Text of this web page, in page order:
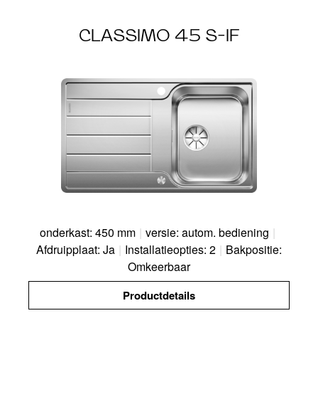
CLASSIMO 45 S-IF
onderkast: 450 mm | versie: autom. bediening |
Afdruipplaat: Ja | Installatieopties: 2 | Bakpositie:
Omkeerbaar
Productdetails